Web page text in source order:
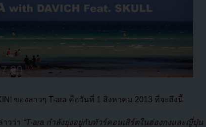
ของสาวๆ T-ara คือวันที่ 1 สิงหาคม 2013 ที่จะถึงนี้
าวว่า “T-ara กำลังยุ่งอยู่กับทัวร์คอนเสิร์ตในฮ่องกงและญี่ปุ่น